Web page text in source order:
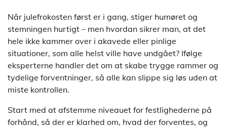
Når julefrokosten først er i gang, stiger humøret og
stemningen hurtigt – men hvordan sikrer man, at det
hele ikke kammer over i akavede eller pinlige
situationer, som alle helst ville have undgået? Ifølge
eksperterne handler det om at skabe trygge rammer og
tydelige forventninger, så alle kan slippe sig løs uden at
miste kontrollen.
Start med at afstemme niveauet for festlighederne på
forhånd, så der er klarhed om, hvad der forventes, og